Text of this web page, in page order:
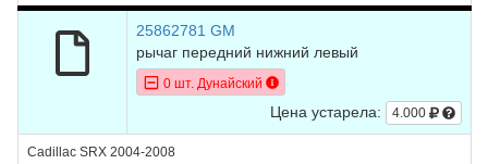
25862781 GM
рычаг передний нижний левый
0 шт. Дунайский
Цена устарела: 4.000
Cadillac SRX 2004-2008